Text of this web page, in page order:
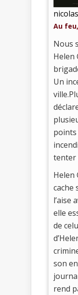
nicolas
Au
Nous
Helen
Un
points
tenter
Helen
cache
l’aise
elle
de
son
rend